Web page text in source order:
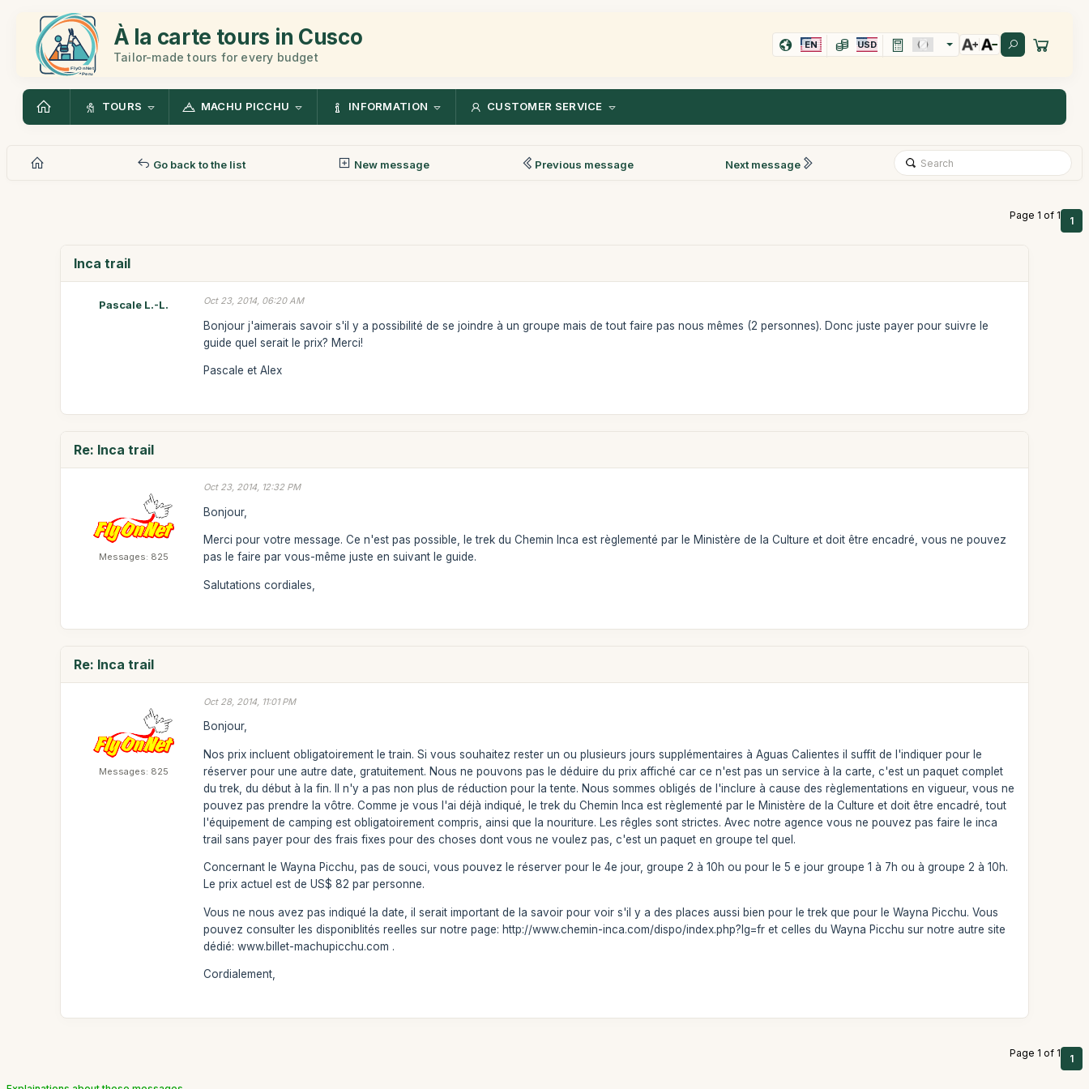
À la carte tours in Cusco
Tailor-made tours for every budget
EN USD
TOURS MACHU PICCHU INFORMATION CUSTOMER SERVICE
Go back to the list New message Previous message Next message
Page 1 of 1 1
Inca trail
Pascale L.-L. Oct 23, 2014, 06:20 AM
Bonjour j'aimerais savoir s'il y a possibilité de se joindre à un groupe mais de tout faire pas nous mêmes (2 personnes). Donc juste payer pour suivre le
guide quel serait le prix? Merci!
Pascale et Alex
Re: Inca trail
Messages: 825
Oct 23, 2014, 12:32 PM
Bonjour,
Merci pour votre message. Ce n'est pas possible, le trek du Chemin Inca est règlementé par le Ministère de la Culture et doit être encadré, vous ne pouvez
pas le faire par vous-même juste en suivant le guide.
Salutations cordiales,
Re: Inca trail
Messages: 825
Oct 28, 2014, 11:01 PM
Bonjour,
Nos prix incluent obligatoirement le train. Si vous souhaitez rester un ou plusieurs jours supplémentaires à Aguas Calientes il suffit de l'indiquer pour le
réserver pour une autre date, gratuitement. Nous ne pouvons pas le déduire du prix affiché car ce n'est pas un service à la carte, c'est un paquet complet
du trek, du début à la fin. Il n'y a pas non plus de réduction pour la tente. Nous sommes obligés de l'inclure à cause des règlementations en vigueur, vous ne
pouvez pas prendre la vôtre. Comme je vous l'ai déjà indiqué, le trek du Chemin Inca est règlementé par le Ministère de la Culture et doit être encadré, tout
l'équipement de camping est obligatoirement compris, ainsi que la nouriture. Les rêgles sont strictes. Avec notre agence vous ne pouvez pas faire le inca
trail sans payer pour des frais fixes pour des choses dont vous ne voulez pas, c'est un paquet en groupe tel quel.
Concernant le Wayna Picchu, pas de souci, vous pouvez le réserver pour le 4e jour, groupe 2 à 10h ou pour le 5 e jour groupe 1 à 7h ou à groupe 2 à 10h.
Le prix actuel est de US$ 82 par personne.
Vous ne nous avez pas indiqué la date, il serait important de la savoir pour voir s'il y a des places aussi bien pour le trek que pour le Wayna Picchu. Vous
pouvez consulter les disponiblités reelles sur notre page: http://www.chemin-inca.com/dispo/index.php?lg=fr et celles du Wayna Picchu sur notre autre site
dédié: www.billet-machupicchu.com .
Cordialement,
Page 1 of 1 1